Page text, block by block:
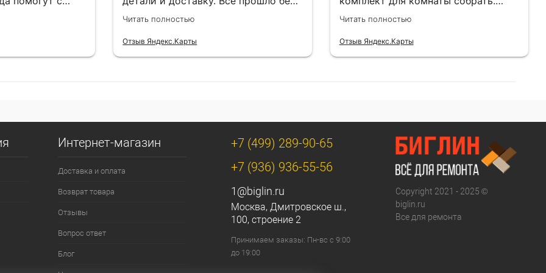
в
лишней суеты.
Читать полностью
Отзыв Яндекс.Карты
Цены адекватные.
Читать полностью
Отзыв Яндекс.Карты
Интернет-магазин
Доставка и оплата
Возврат товара
Отзывы
Вопрос ответ
Блог
+7 (499) 289-90-65
+7 (936) 936-55-56
1@biglin.ru
Москва, Дмитровское ш.,
100, строение 2
Принимаем заказы: Пн-вс с 9:00
до 19:00
Copyright 2021 - 2025 ©
biglin.ru
Все для ремонта